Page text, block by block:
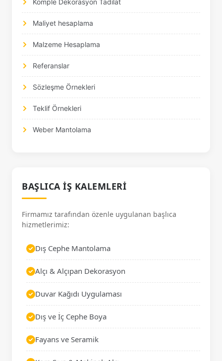
Komple Dekorasyon Tadilat
Maliyet hesaplama
Malzeme Hesaplama
Referanslar
Sözleşme Örnekleri
Teklif Örnekleri
Weber Mantolama
BAŞLICA İŞ KALEMLERI
Firmamız tarafından özenle uygulanan başlıca
hizmetlerimiz:
Dış Cephe Mantolama
Alçı & Alçıpan Dekorasyon
Duvar Kağıdı Uygulaması
Dış ve İç Cephe Boya
Fayans ve Seramik